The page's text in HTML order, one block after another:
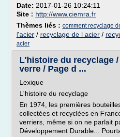
Date: 2017-01-26 10:24:11
Site : http://www.ciemra.fr
Thèmes liés : comment recyclage
l'acier / recyclage de l acier /
acier
L'histoire du recyclage
verre / Page d ...
Lexique
L'histoire du recyclage
En 1974, les premières
collectées et recyclées en
verriers, même si on ne parlait
Développement Durable...